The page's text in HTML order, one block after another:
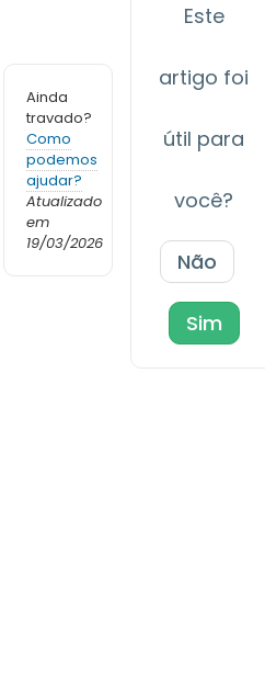
Ainda
travado?
Como
podemos
ajudar?
Atualizado
em
19/03/2026
Este
artigo foi
útil para
você?
Não
Sim